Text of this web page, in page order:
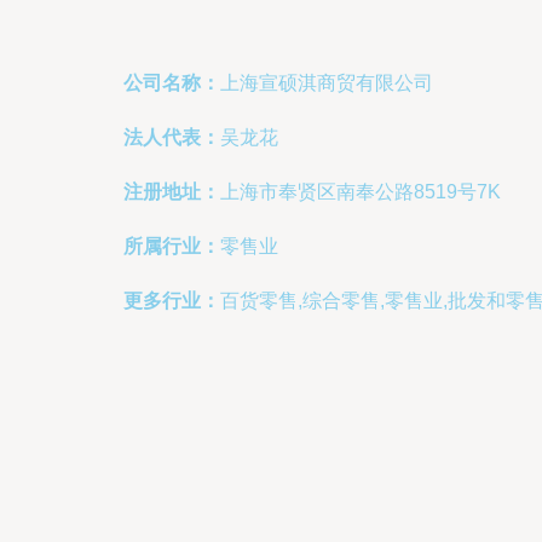
公司名称： 上海宣硕淇商贸有限公司
法人代表： 吴龙花
注册地址： 上海市奉贤区南奉公路8519号7K
所属行业： 零售业
更多行业： 百货零售,综合零售,零售业,批发和零